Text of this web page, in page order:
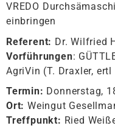
VREDO
einbringen
Referent: Dr. Wilfried
Vorführungen:
AgriVin (T. Draxler, ertl
Termin: Donnerstag,
Ort: Weingut
Treffpunkt: Ried